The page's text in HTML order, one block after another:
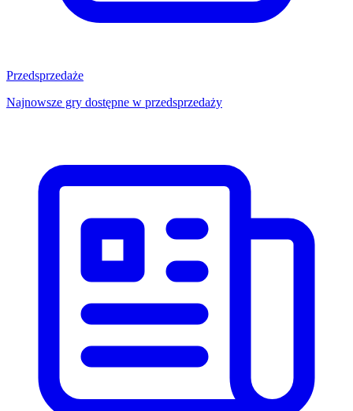
Przedsprzedaże
Najnowsze gry dostępne w przedsprzedaży